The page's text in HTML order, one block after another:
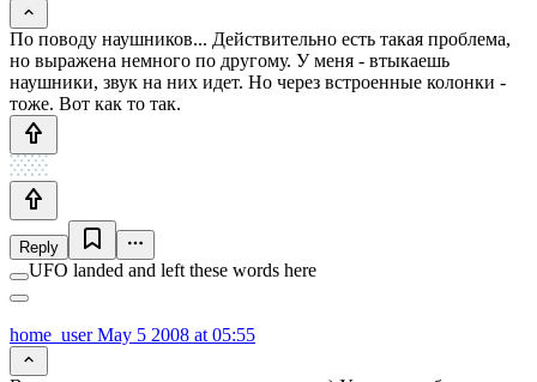
По поводу наушников... Действительно есть такая проблема,
но выражена немного по другому. У меня - втыкаешь
наушники, звук на них идет. Но через встроенные колонки -
тоже. Вот как то так.
Reply
UFO landed and left these words here
home_userMay 5 2008 at 05:55